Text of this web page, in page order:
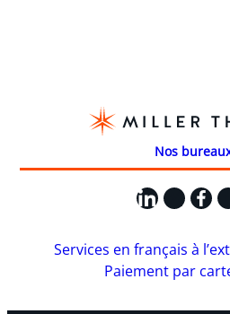
Nos
LinkedIn
X
Services en français à
Paiement par